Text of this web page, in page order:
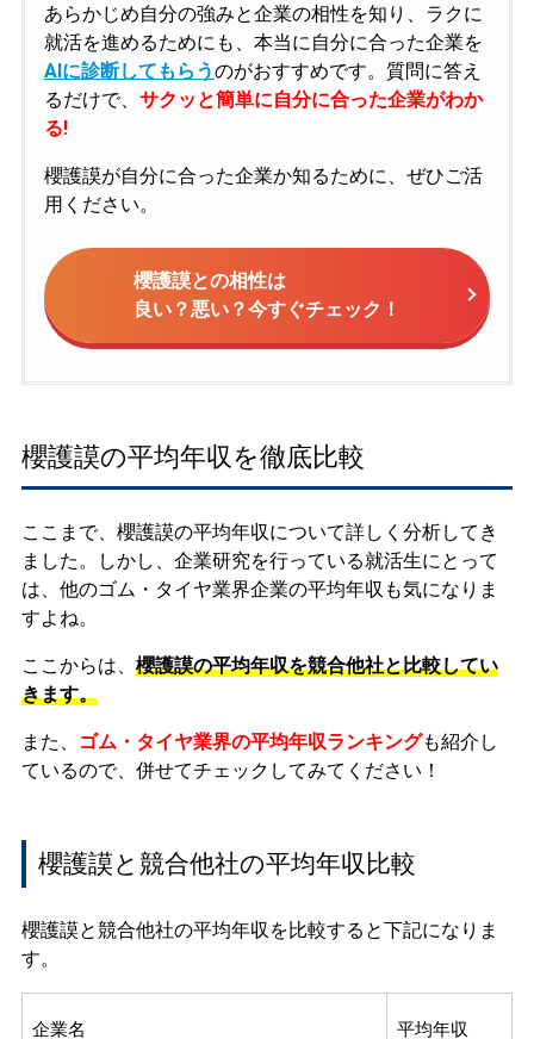
あらかじめ自分の強みと企業の相性を知り、ラクに
就活を進めるためにも、本当に自分に合った企業を
AIに診断してもらうのがおすすめです。質問に答え
るだけで、 サクッと簡単に自分に合った企業がわか
る!
櫻護謨が自分に合った企業か知るために、ぜひご活
用ください。
櫻護謨との相性は
良い？悪い？今すぐチェック！
櫻護謨の平均年収を徹底比較
ここまで、櫻護謨の平均年収について詳しく分析してき
ました。しかし、企業研究を行っている就活生にとって
は、他のゴム・タイヤ業界企業の平均年収も気になりま
すよね。
ここからは、 櫻護謨の平均年収を競合他社と比較してい
きます。
また、 ゴム・タイヤ業界の平均年収ランキングも紹介し
ているので、併せてチェックしてみてください！
櫻護謨と競合他社の平均年収比較
櫻護謨と競合他社の平均年収を比較すると下記になりま
す。
企業名 平均年収